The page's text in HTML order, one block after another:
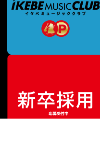
販売価格¥39,800（税込）